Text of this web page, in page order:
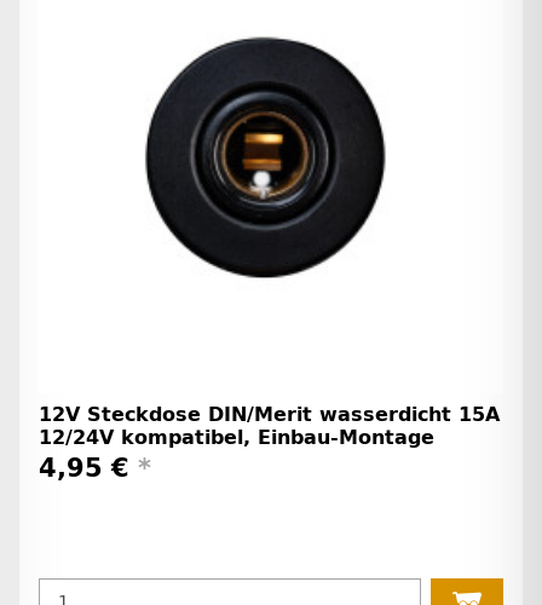
12V Steckdose DIN/Merit wasserdicht 15A
12/24V kompatibel, Einbau-Montage
4,95 € *